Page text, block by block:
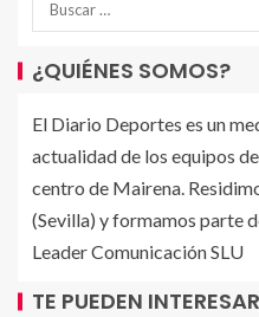
¿QUIÉNES SOMOS?
El Diario Deportes es un
actualidad de los equipos
centro de Mairena.
(Sevilla) y formamos parte
Leader Comunicación SLU
TE PUEDEN INTERESAR